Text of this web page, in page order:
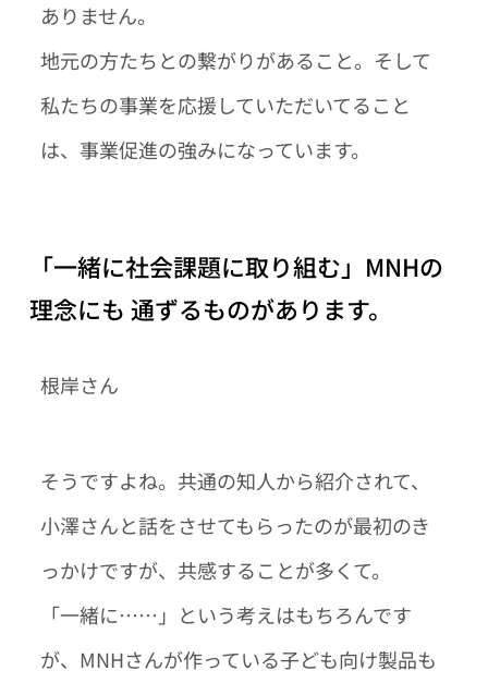
ありません。
地元の方たちとの繋がりがあること。そして
私たちの事業を応援していただいてること
は、事業促進の強みになっています。
「一緒に社会課題に取り組む」MNHの
理念にも 通ずるものがあります。
根岸さん
そうですよね。共通の知人から紹介されて、
小澤さんと話をさせてもらったのが最初のき
っかけですが、共感することが多くて。
「一緒に……」という考えはもちろんです
が、MNHさんが作っている子ども向け製品も